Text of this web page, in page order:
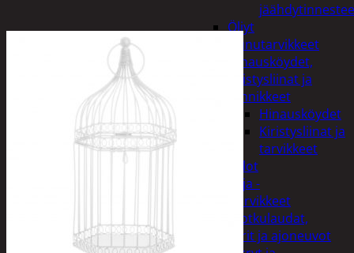
Öljyt
Perävaunutarvikkeet
Hinausköydet,
kiristysliinat ja
kiinnikkeet
Hinausköydet
Kiristysliinat ja
tarvikkeet
Valot
Rengas ja -
vannetarvikkeet
Sähköpotkulaudat,
skootterit ja ajoneuvot